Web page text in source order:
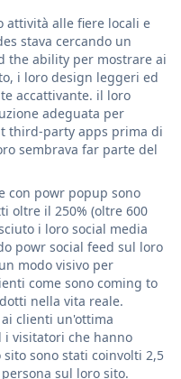
attività alle fiere locali e
stava cercando un
the ability per mostrare ai
i loro design leggeri ed
accattivante. il loro
adeguata per
third-party apps prima di
sembrava far parte del
con powr popup sono
oltre il 250% (oltre 600
i loro social media
powr social feed sul loro
modo visivo per
come sono coming to
nella vita reale.
clienti un'ottima
visitatori che hanno
sono stati coinvolti 2,5
sul loro sito.